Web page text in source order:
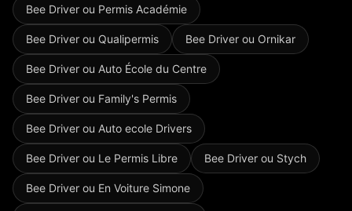
Bee Driver ou Permis Académie
Bee Driver ou Qualipermis Bee Driver ou Ornikar
Bee Driver ou Auto École du Centre
Bee Driver ou Family's Permis
Bee Driver ou Auto ecole Drivers
Bee Driver ou Le Permis Libre Bee Driver ou Stych
Bee Driver ou En Voiture Simone